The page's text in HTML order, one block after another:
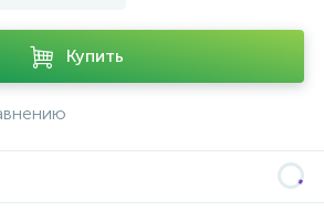
Купить